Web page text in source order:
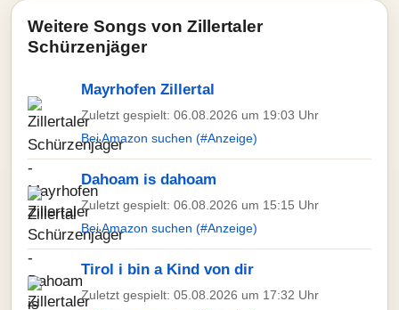
Weitere Songs von Zillertaler
Schürzenjäger
Mayrhofen Zillertal
Zuletzt gespielt: 06.08.2026 um 19:03 Uhr
Bei Amazon suchen (#Anzeige)
Dahoam is dahoam
Zuletzt gespielt: 06.08.2026 um 15:15 Uhr
Bei Amazon suchen (#Anzeige)
Tirol i bin a Kind von dir
Zuletzt gespielt: 05.08.2026 um 17:32 Uhr